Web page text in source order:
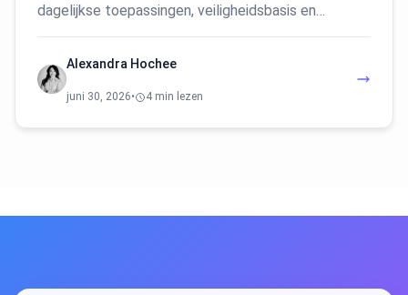
dagelijkse toepassingen, veiligheidsbasis en…
Alexandra Hochee
juni 30, 2026• 4 min lezen